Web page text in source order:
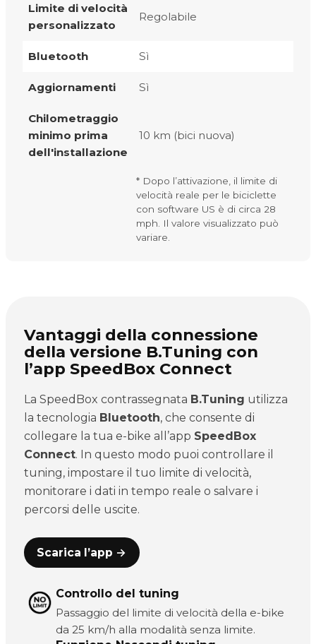
Limite di velocità
personalizzato
Regolabile
Bluetooth Sì
Aggiornamenti Sì
Chilometraggio
minimo prima
dell'installazione
10 km (bici nuova)
* Dopo l’attivazione, il limite di
velocità reale per le biciclette
con software US è di circa 28
mph. Il valore visualizzato può
variare.
Vantaggi della connessione
della versione B.Tuning con
l’app SpeedBox Connect
La SpeedBox contrassegnata B.Tuning utilizza
la tecnologia Bluetooth, che consente di
collegare la tua e-bike all’app SpeedBox
Connect. In questo modo puoi controllare il
tuning, impostare il tuo limite di velocità,
monitorare i dati in tempo reale o salvare i
percorsi delle uscite.
Scarica l’app →
Controllo del tuning
Passaggio del limite di velocità della e-bike
da 25 km/h alla modalità senza limite.